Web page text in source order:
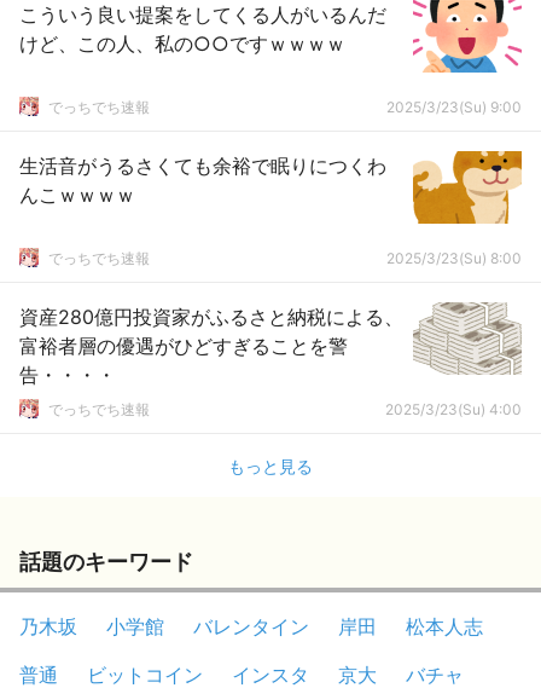
こういう良い提案をしてくる人がいるんだ
けど、この人、私の○○ですｗｗｗｗ
でっちでち速報 2025/3/23(Su) 9:00
生活音がうるさくても余裕で眠りにつくわ
んこｗｗｗｗ
でっちでち速報 2025/3/23(Su) 8:00
資産280億円投資家がふるさと納税による、
富裕者層の優遇がひどすぎることを警
告・・・・
でっちでち速報 2025/3/23(Su) 4:00
もっと見る
話題のキーワード
乃木坂 小学館 バレンタイン 岸田
松本人志
普通
ビットコイン インスタ 京大
バチャ